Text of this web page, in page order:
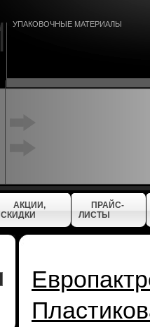
УПАКОВОЧНЫЕ МАТЕРИАЛЫ
АКЦИИ,
СКИДКИ
ПРАЙС-
ЛИСТЫ